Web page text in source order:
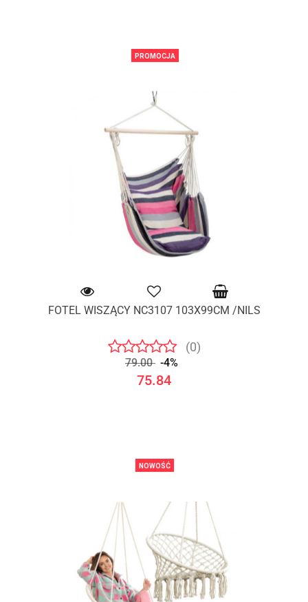
PROMOCJA
FOTEL WISZĄCY NC3107 103X99CM /NILS
(0)
79.00 -4%
75.84
NOWOŚĆ